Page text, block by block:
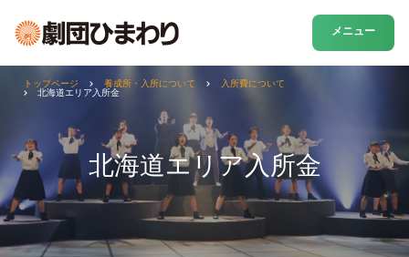
メニュー
北海道エリア入所金
トップページ 養成所・入所について
入所費について
北海道エリア入所金